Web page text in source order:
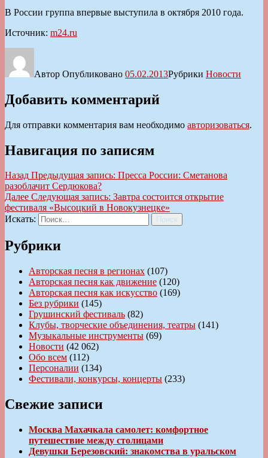
В России группа впервые выступила в октября 2010 года.
Источник: m24.ru
Автор Опубликовано 05.02.2013Рубрики Новости
Добавить комментарий
Для отправки комментария вам необходимо авторизоваться.
Навигация по записям
Назад Предыдущая запись: Пресса России: Сметанова
разоблачит Сердюкова?
Далее Следующая запись: Завтра состоится открытие
фестиваля «Высоцкий в Новокузнецке»
Искать:
Поиск
Рубрики
Авторская песня в регионах (107)
Авторская песня как движение (120)
Авторская песня как искусство (169)
Без рубрики (145)
Грушинский фестиваль (82)
Клубы, творческие объединения, театры (141)
Музыкальные инструменты (69)
Новости (42 062)
Обо всем (112)
Персоналии (134)
Фестивали, конкурсы, концерты (233)
Свежие записи
Москва Махачкала самолет: комфортное
путешествие между столицами
Девушки Березовский: знакомства в уральском